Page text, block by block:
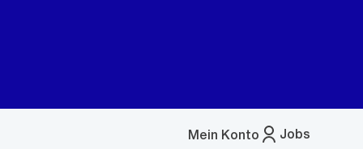
Jobs
Mein Konto
Menü